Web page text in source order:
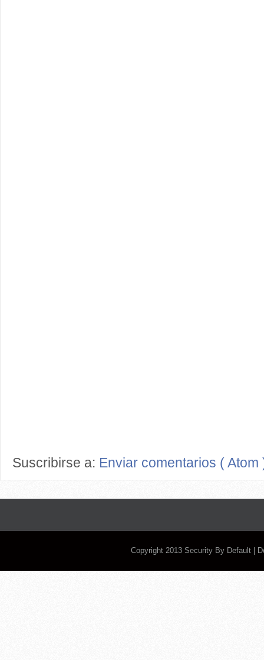
Suscribirse a: Enviar comentarios ( Atom
Copyright 2013 Security By Default |